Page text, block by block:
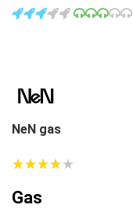
NeN gas
★★★★★
★★★★★
Gas